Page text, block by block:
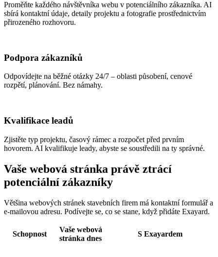
Proměňte každého návštěvníka webu v potenciálního zákazníka. AI
sbírá kontaktní údaje, detaily projektu a fotografie prostřednictvím
přirozeného rozhovoru.
Podpora zákazníků
Odpovídejte na běžné otázky 24/7 – oblasti působení, cenové
rozpětí, plánování. Bez námahy.
Kvalifikace leadů
Zjistěte typ projektu, časový rámec a rozpočet před prvním
hovorem. AI kvalifikuje leady, abyste se soustředili na ty správné.
Vaše webová stránka právě ztrácí
potenciální zákazníky
Většina webových stránek stavebních firem má kontaktní formulář a
e-mailovou adresu. Podívejte se, co se stane, když přidáte Exayard.
Schopnost
Vaše webová
stránka dnes
S Exayardem